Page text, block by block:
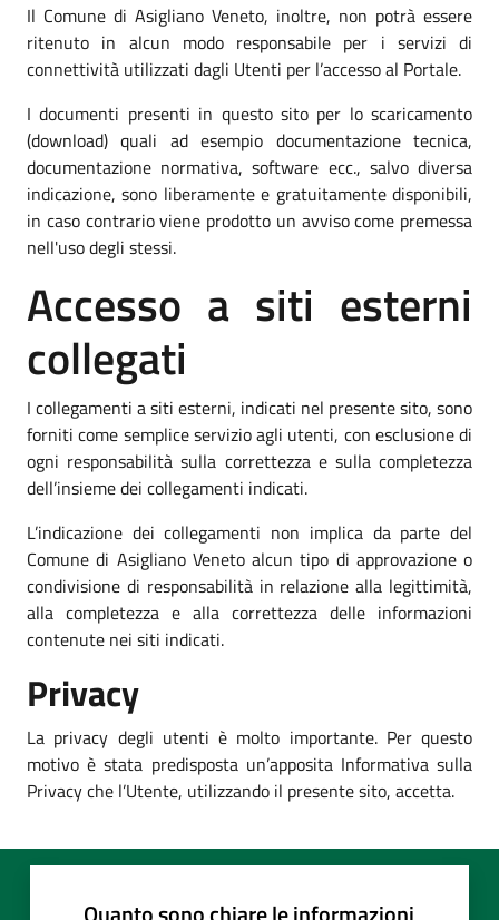
Il Comune di Asigliano Veneto, inoltre, non potrà essere
ritenuto in alcun modo responsabile per i servizi di
connettività utilizzati dagli Utenti per l’accesso al Portale.
I documenti presenti in questo sito per lo scaricamento
(download) quali ad esempio documentazione tecnica,
documentazione normativa, software ecc., salvo diversa
indicazione, sono liberamente e gratuitamente disponibili,
in caso contrario viene prodotto un avviso come premessa
nell'uso degli stessi.
Accesso a siti esterni
collegati
I collegamenti a siti esterni, indicati nel presente sito, sono
forniti come semplice servizio agli utenti, con esclusione di
ogni responsabilità sulla correttezza e sulla completezza
dell’insieme dei collegamenti indicati.
L’indicazione dei collegamenti non implica da parte del
Comune di Asigliano Veneto alcun tipo di approvazione o
condivisione di responsabilità in relazione alla legittimità,
alla completezza e alla correttezza delle informazioni
contenute nei siti indicati.
Privacy
La privacy degli utenti è molto importante. Per questo
motivo è stata predisposta un’apposita Informativa sulla
Privacy che l’Utente, utilizzando il presente sito, accetta.